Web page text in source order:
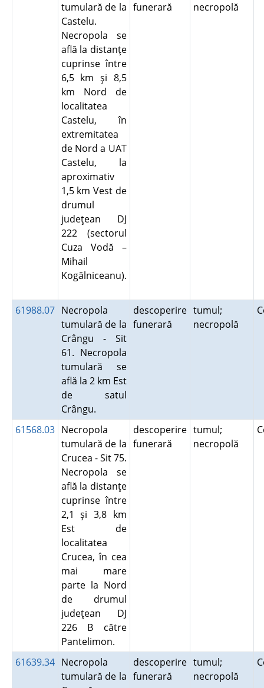
tumulară de la
Castelu.
Necropola se
află la distanţe
cuprinse între
6,5 km şi 8,5
km Nord de
localitatea
Castelu, în
extremitatea
de Nord a UAT
Castelu, la
aproximativ
1,5 km Vest de
drumul
judeţean DJ
222 (sectorul
Cuza Vodă –
Mihail
Kogălniceanu).
funerară
necropolă
61988.07 Necropola
tumulară de la
Crângu - Sit
61. Necropola
tumulară se
află la 2 km Est
de satul
Crângu.
descoperire
funerară
tumul;
necropolă
61568.03 Necropola
tumulară de la
Crucea - Sit 75.
Necropola se
află la distanţe
cuprinse între
2,1 şi 3,8 km
Est de
localitatea
Crucea, în cea
mai mare
parte la Nord
de drumul
judeţean DJ
226 B către
Pantelimon.
descoperire
funerară
tumul;
necropolă
61639.34 Necropola
tumulară de la
descoperire
funerară
tumul;
necropolă